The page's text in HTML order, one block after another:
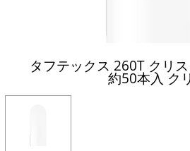
タフテックス 260T クリ
約50本入 ク